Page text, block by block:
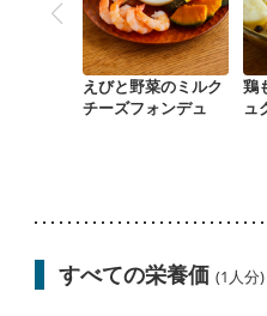
えびと野菜のミルク
チーズフォンデュ
鶏
ュ
すべての栄養価 (1人分)